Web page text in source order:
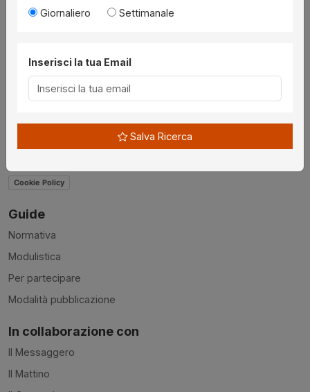
Utilità
News
Contatti
Cookie Policy
Guide
Normativa
Modulistica
Per partecipare
Modalità pubblicazione
In collaborazione con
Il Messaggero
Il Mattino
Giornaliero Settimanale
Inserisci la tua Email
Salva Ricerca